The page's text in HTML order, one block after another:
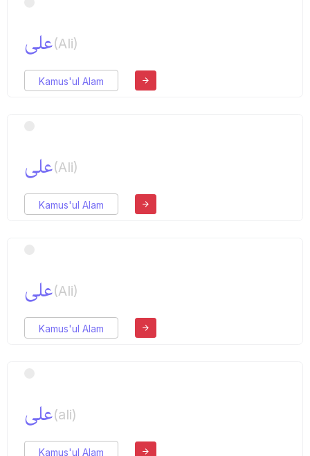
علی(Ali)
Kamus'ul Alam
علی(Ali)
Kamus'ul Alam
علی(Ali)
Kamus'ul Alam
علی(ali)
Kamus'ul Alam